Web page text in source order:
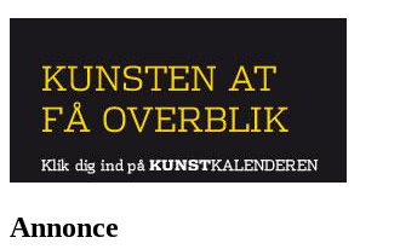
Annonce